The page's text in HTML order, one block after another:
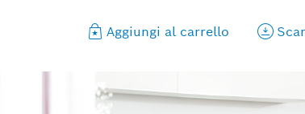
Aggiungi al carrello